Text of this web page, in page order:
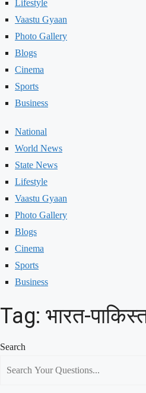
Lifestyle
Vaastu Gyaan
Photo Gallery
Blogs
Cinema
Sports
Business
National
World News
State News
Lifestyle
Vaastu Gyaan
Photo Gallery
Blogs
Cinema
Sports
Business
Tag: भारत-
Search